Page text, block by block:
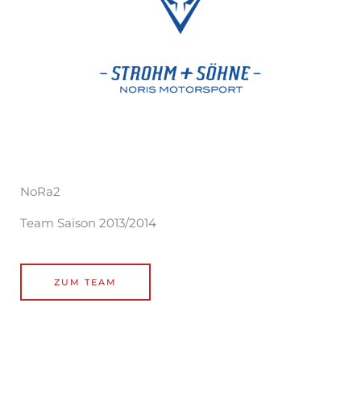
NoRa2
Team Saison 2013/2014
ZUM TEAM